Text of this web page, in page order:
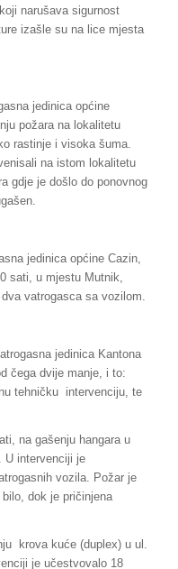
narušava sigurnost
izašle su na lice mjesta
jedinica općine
požara na lokalitetu
rastinje i visoka šuma.
na istom lokalitetu
gdje je došlo do ponovnog
jedinica općine Cazin,
sati, u mjestu Mutnik,
vatrogasca sa vozilom.
jedinica Kantona
čega dvije manje, i to:
tehničku intervenciju, te
na gašenju hangara u
U intervenciji je
vozila. Požar je
dok je pričinjena
krova kuće (duplex) u ul.
je učestvovalo 18